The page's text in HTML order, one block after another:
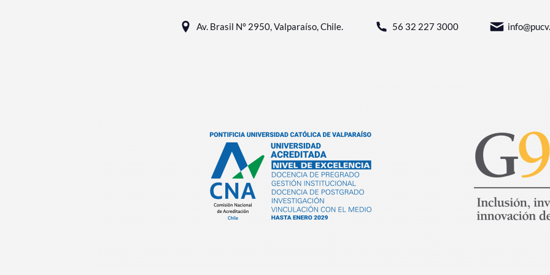
Av. Brasil N° 2950, Valparaíso, Chile. 56 32 227 3000